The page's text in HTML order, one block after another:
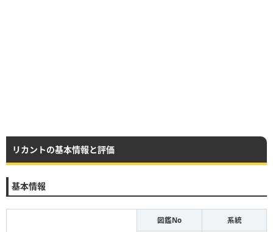
リカントの基本情報と評価
基本情報
図鑑No 系統